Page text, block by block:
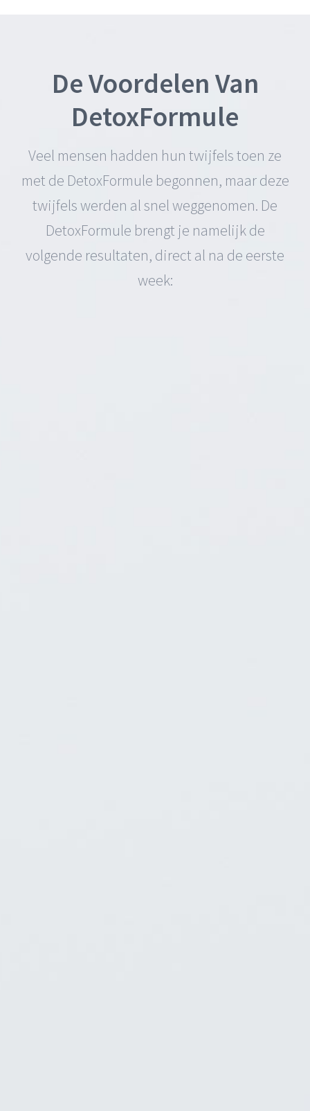
De Voordelen Van
DetoxFormule
Veel mensen hadden hun twijfels toen ze
met de DetoxFormule begonnen, maar deze
twijfels werden al snel weggenomen. De
DetoxFormule brengt je namelijk de
volgende resultaten, direct al na de eerste
week: